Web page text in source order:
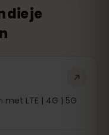
die je
met LTE | 4G | 5G